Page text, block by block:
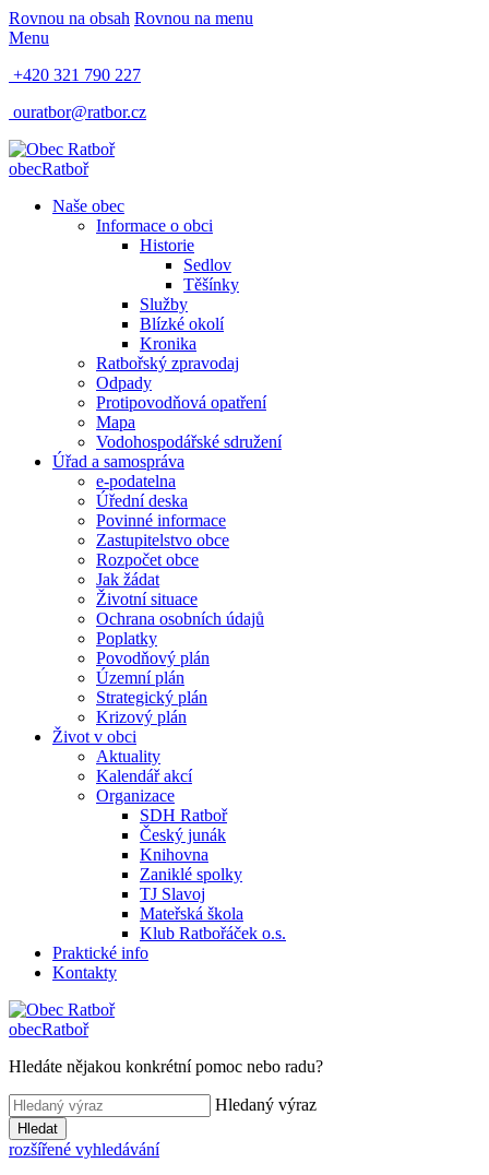
Rovnou na obsah Rovnou na menu
Menu
+420 321 790 227
ouratbor@ratbor.cz
obecRatboř
Naše obec
Informace o obci
Historie
Sedlov
Těšínky
Služby
Blízké okolí
Kronika
Ratbořský zpravodaj
Odpady
Protipovodňová opatření
Mapa
Vodohospodářské sdružení
Úřad a samospráva
e-podatelna
Úřední deska
Povinné informace
Zastupitelstvo obce
Rozpočet obce
Jak žádat
Životní situace
Ochrana osobních údajů
Poplatky
Povodňový plán
Územní plán
Strategický plán
Krizový plán
Život v obci
Aktuality
Kalendář akcí
Organizace
SDH Ratboř
Český junák
Knihovna
Zaniklé spolky
TJ Slavoj
Mateřská škola
Klub Ratbořáček o.s.
Praktické info
Kontakty
obecRatboř
Hledáte nějakou konkrétní pomoc nebo radu?
Hledaný výraz
Hledat
rozšířené vyhledávání